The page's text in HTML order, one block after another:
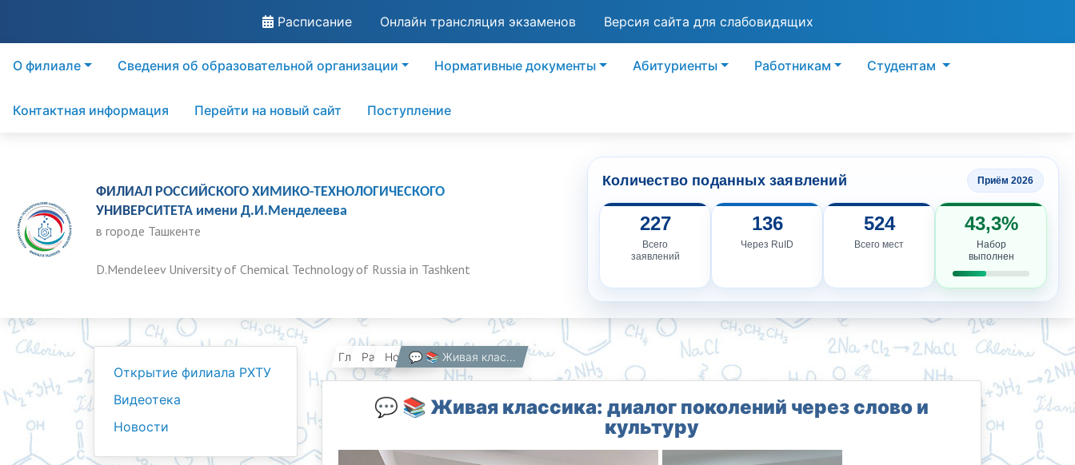
Расписание Онлайн трансляция экзаменов Версия сайта для слабовидящих
О филиале Сведения об образовательной организации Нормативные документы Абитуриенты Работникам Студентам
Контактная информация Перейти на новый сайт Поступление
ФИЛИАЛ РОССИЙСКОГО ХИМИКО-ТЕХНОЛОГИЧЕСКОГО
УНИВЕРСИТЕТА имени Д.И.Менделеева
в городе Ташкенте
D.Mendeleev University of Chemical Technology of Russia in Tashkent
Количество поданных заявлений Приём 2026
227
Всего
заявлений
136
Через RuID
524
Всего мест
43,3%
Набор
выполнен
Открытие филиала РХТУ
Видеотека
Новости
Главная Работникам Новости 💬 📚 Живая классика: диалог поколений через слово и культуру
💬 📚 Живая классика: диалог поколений через слово и
культуру